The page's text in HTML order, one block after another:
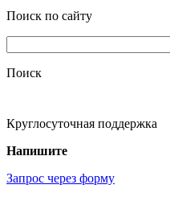
Поиск по сайту
Поиск
Круглосуточная поддержка
Напишите
Запрос через форму